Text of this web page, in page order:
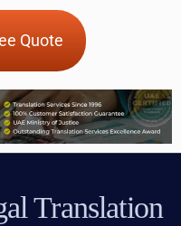
Quote
Translation